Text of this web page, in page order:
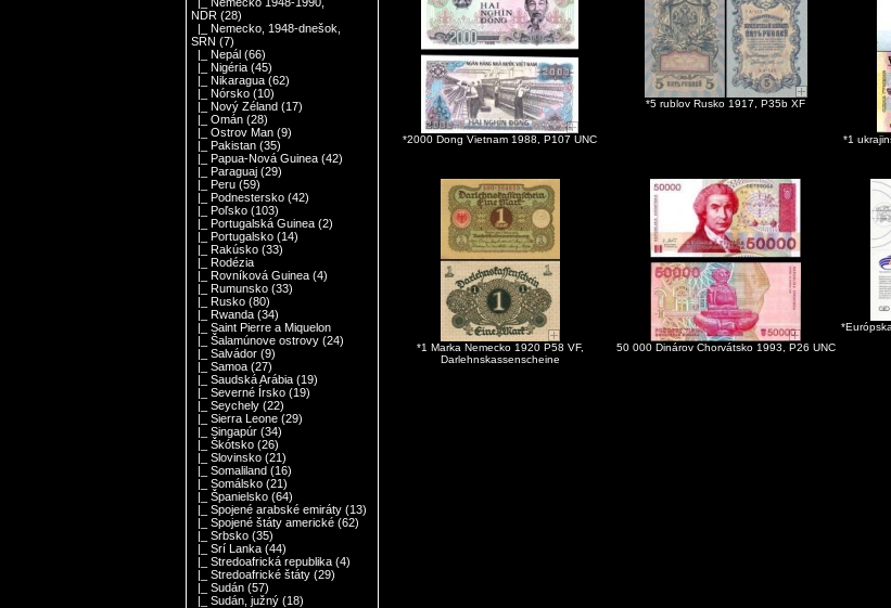
NDR (28)
|_ Nemecko, 1948-dnešok,
SRN (7)
|_ Nepál (66)
|_ Nigéria (45)
|_ Nikaragua (62)
|_ Nórsko (10)
|_ Nový Zéland (17)
|_ Omán (28)
|_ Ostrov Man (9)
|_ Pakistan (35)
|_ Papua-Nová Guinea (42)
|_ Paraguaj (29)
|_ Peru (59)
|_ Podnestersko (42)
|_ Poľsko (103)
|_ Portugalská Guinea (2)
|_ Portugalsko (14)
|_ Rakúsko (33)
|_ Rodézia
|_ Rovníková Guinea (4)
|_ Rumunsko (33)
|_ Rusko (80)
|_ Rwanda (34)
|_ Saint Pierre a Miquelon
|_ Šalamúnove ostrovy (24)
|_ Salvádor (9)
|_ Samoa (27)
|_ Saudská Arábia (19)
|_ Severné Írsko (19)
|_ Seychely (22)
|_ Sierra Leone (29)
|_ Singapúr (34)
|_ Škótsko (26)
|_ Slovinsko (21)
|_ Somaliland (16)
|_ Somálsko (21)
|_ Španielsko (64)
|_ Spojené arabské emiráty (13)
|_ Spojené štáty americké (62)
|_ Srbsko (35)
|_ Srí Lanka (44)
|_ Stredoafrická republika (4)
|_ Stredoafrické štáty (29)
|_ Sudán (57)
|_ Sudán, južný (18)
*2000 Dong Vietnam 1988, P107 UNC
*5 rublov Rusko 1917, P35b XF
*1
*1 Marka Nemecko 1920 P58 VF,
Darlehnskassenscheine
50 000 Dinárov Chorvátsko 1993, P26 UNC